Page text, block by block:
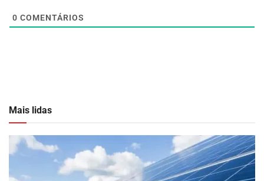
0 COMENTÁRIOS
Mais lidas